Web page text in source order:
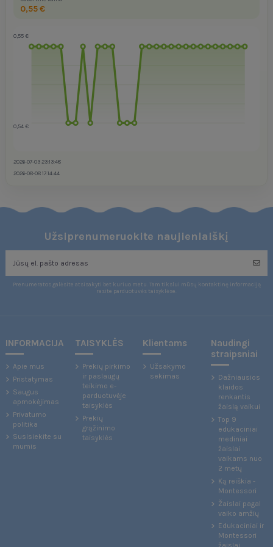
0,55 €
0,55 €
0,54 €
2026-07-03 23:13:48
2026-08-08 17:14:44
Užsiprenumeruokite naujienlaiškį
Prenumeratos galėsite atsisakyti bet kuriuo metu. Tam tikslui mūsų kontaktinę informaciją
rasite parduotuvės taisyklėse.
INFORMACIJA
Apie mus
Pristatymas
Saugus
apmokėjimas
Privatumo
politika
Susisiekite su
mumis
TAISYKLĖS
Prekių pirkimo
ir paslaugų
teikimo e-
parduotuvėje
taisyklės
Prekių
grąžinimo
taisyklės
Klientams
Užsakymo
sekimas
Naudingi
straipsniai
Dažniausios
klaidos
renkantis
žaislą vaikui
Top 9
edukaciniai
mediniai
žaislai
vaikams nuo
2 metų
Ką reiškia -
Montessori
Žaislai pagal
vaiko amžių
Edukaciniai ir
Montessori